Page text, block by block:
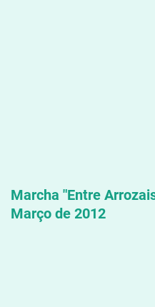
Marcha "Entre
Março de 2012